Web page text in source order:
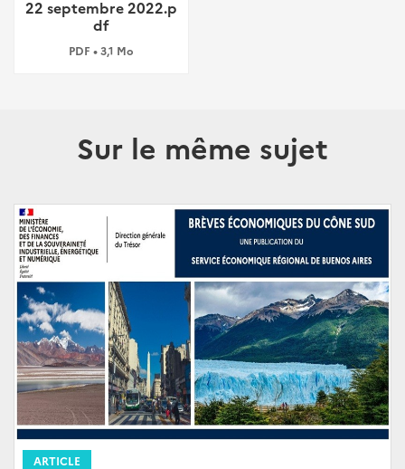
22 septembre 2022.p
df
PDF • 3,1 Mo
Sur le même sujet
ARTICLE